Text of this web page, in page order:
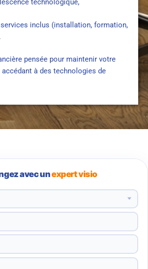
technologique,
services inclus (installation, formation,
pensée pour maintenir votre
à des technologies de
avec unexpert visio